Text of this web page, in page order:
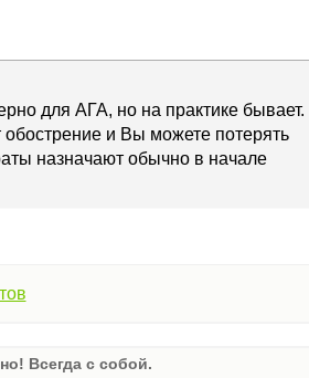
для АГА, но на практике бывает.
обострение и Вы можете потерять
назначают обычно в начале
Всегда с собой.